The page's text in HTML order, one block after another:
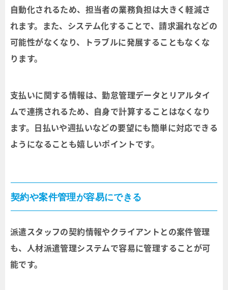
自動化されるため、担当者の業務負担は大きく軽減さ
れます。また、システム化することで、請求漏れなどの
可能性がなくなり、トラブルに発展することもなくな
ります。
支払いに関する情報は、勤怠管理データとリアルタイ
ムで連携されるため、自身で計算することはなくなり
ます。日払いや週払いなどの要望にも簡単に対応できる
ようになることも嬉しいポイントです。
契約や案件管理が容易にできる
派遣スタッフの契約情報やクライアントとの案件管理
も、人材派遣管理システムで容易に管理することが可
能です。